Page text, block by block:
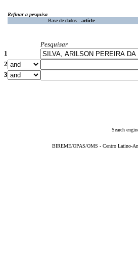
Refinar a pesquisa
Base de dados : article
Pesquisar
1
2
3
Search
BIREME/OPAS/OMS - Centro Latino-